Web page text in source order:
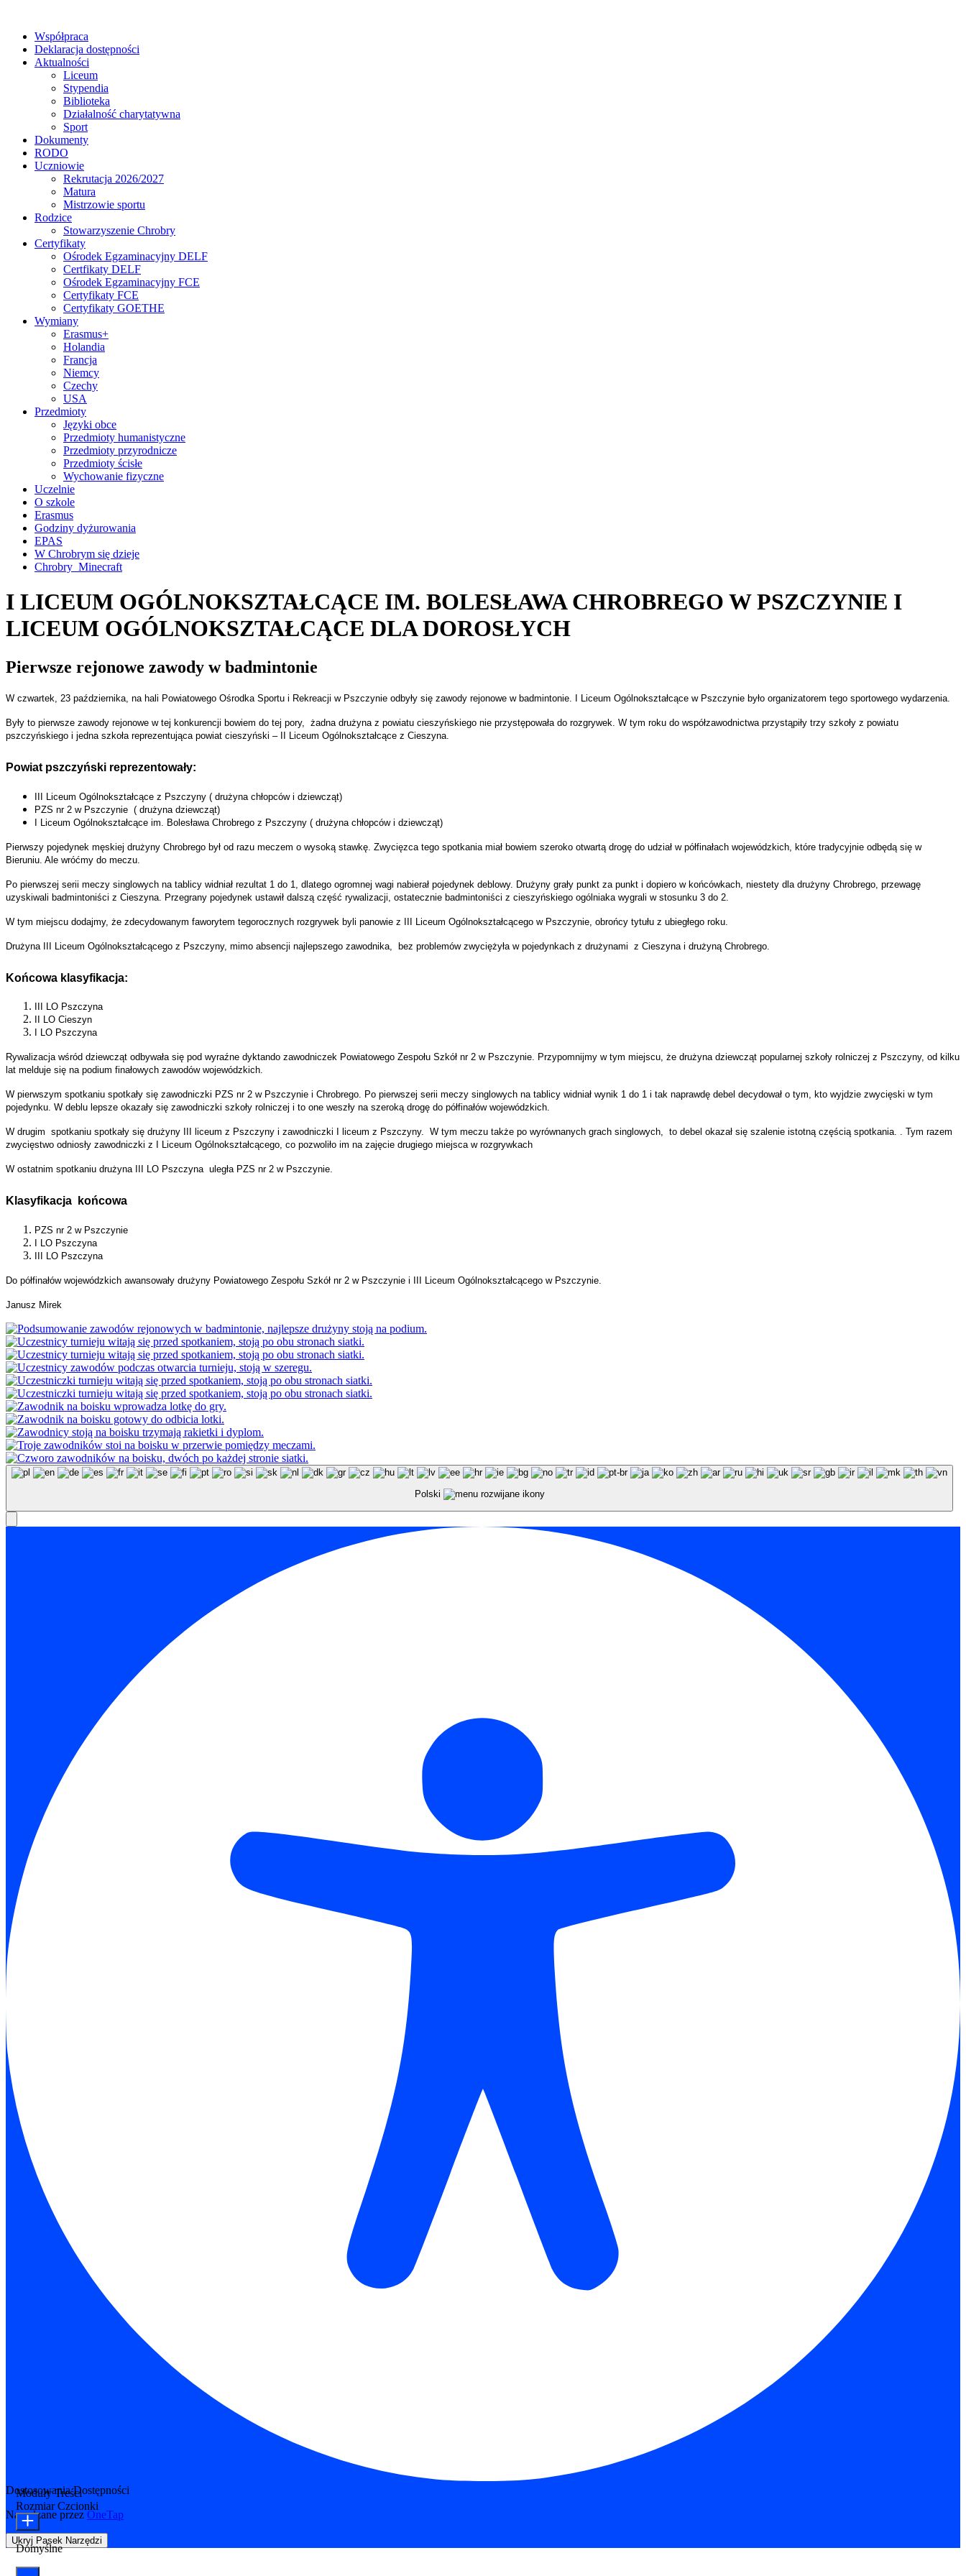
Współpraca
Deklaracja dostępności
Aktualności
Liceum
Stypendia
Biblioteka
Działalność charytatywna
Sport
Dokumenty
RODO
Uczniowie
Rekrutacja 2026/2027
Matura
Mistrzowie sportu
Rodzice
Stowarzyszenie Chrobry
Certyfikaty
Ośrodek Egzaminacyjny DELF
Certfikaty DELF
Ośrodek Egzaminacyjny FCE
Certyfikaty FCE
Certyfikaty GOETHE
Wymiany
Erasmus+
Holandia
Francja
Niemcy
Czechy
USA
Przedmioty
Języki obce
Przedmioty humanistyczne
Przedmioty przyrodnicze
Przedmioty ścisłe
Wychowanie fizyczne
Uczelnie
O szkole
Erasmus
Godziny dyżurowania
EPAS
W Chrobrym się dzieje
Chrobry_Minecraft
I LICEUM OGÓLNOKSZTAŁCĄCE IM. BOLESŁAWA CHROBREGO W PSZCZYNIE I
LICEUM OGÓLNOKSZTAŁCĄCE DLA DOROSŁYCH
Pierwsze rejonowe zawody w badmintonie
W czwartek, 23 października, na hali Powiatowego Ośrodka Sportu i Rekreacji w Pszczynie odbyły się zawody rejonowe w badmintonie. I Liceum Ogólnokształcące w Pszczynie było organizatorem tego sportowego wydarzenia.
Były to pierwsze zawody rejonowe w tej konkurencji bowiem do tej pory, żadna drużyna z powiatu cieszyńskiego nie przystępowała do rozgrywek. W tym roku do współzawodnictwa przystąpiły trzy szkoły z powiatu
pszczyńskiego i jedna szkoła reprezentująca powiat cieszyński – II Liceum Ogólnokształcące z Cieszyna.
Powiat pszczyński reprezentowały:
III Liceum Ogólnokształcące z Pszczyny ( drużyna chłopców i dziewcząt)
PZS nr 2 w Pszczynie ( drużyna dziewcząt)
I Liceum Ogólnokształcące im. Bolesława Chrobrego z Pszczyny ( drużyna chłopców i dziewcząt)
Pierwszy pojedynek męskiej drużyny Chrobrego był od razu meczem o wysoką stawkę. Zwycięzca tego spotkania miał bowiem szeroko otwartą drogę do udział w półfinałach wojewódzkich, które tradycyjnie odbędą się w
Bieruniu. Ale wróćmy do meczu.
Po pierwszej serii meczy singlowych na tablicy widniał rezultat 1 do 1, dlatego ogromnej wagi nabierał pojedynek deblowy. Drużyny grały punkt za punkt i dopiero w końcówkach, niestety dla drużyny Chrobrego, przewagę
uzyskiwali badmintoniści z Cieszyna. Przegrany pojedynek ustawił dalszą część rywalizacji, ostatecznie badmintoniści z cieszyńskiego ogólniaka wygrali w stosunku 3 do 2.
W tym miejscu dodajmy, że zdecydowanym faworytem tegorocznych rozgrywek byli panowie z III Liceum Ogólnokształcącego w Pszczynie, obrońcy tytułu z ubiegłego roku.
Drużyna III Liceum Ogólnokształcącego z Pszczyny, mimo absencji najlepszego zawodnika, bez problemów zwyciężyła w pojedynkach z drużynami z Cieszyna i drużyną Chrobrego.
Końcowa klasyfikacja:
III LO Pszczyna
II LO Cieszyn
I LO Pszczyna
Rywalizacja wśród dziewcząt odbywała się pod wyraźne dyktando zawodniczek Powiatowego Zespołu Szkół nr 2 w Pszczynie. Przypomnijmy w tym miejscu, że drużyna dziewcząt popularnej szkoły rolniczej z Pszczyny, od kilku
lat melduje się na podium finałowych zawodów wojewódzkich.
W pierwszym spotkaniu spotkały się zawodniczki PZS nr 2 w Pszczynie i Chrobrego. Po pierwszej serii meczy singlowych na tablicy widniał wynik 1 do 1 i tak naprawdę debel decydował o tym, kto wyjdzie zwycięski w tym
pojedynku. W deblu lepsze okazały się zawodniczki szkoły rolniczej i to one weszły na szeroką drogę do półfinałów wojewódzkich.
W drugim spotkaniu spotkały się drużyny III liceum z Pszczyny i zawodniczki I liceum z Pszczyny. W tym meczu także po wyrównanych grach singlowych, to debel okazał się szalenie istotną częścią spotkania. . Tym razem
zwycięstwo odniosły zawodniczki z I Liceum Ogólnokształcącego, co pozwoliło im na zajęcie drugiego miejsca w rozgrywkach
W ostatnim spotkaniu drużyna III LO Pszczyna uległa PZS nr 2 w Pszczynie.
Klasyfikacja końcowa
PZS nr 2 w Pszczynie
I LO Pszczyna
III LO Pszczyna
Do półfinałów wojewódzkich awansowały drużyny Powiatowego Zespołu Szkół nr 2 w Pszczynie i III Liceum Ogólnokształcącego w Pszczynie.
Janusz Mirek
Polski
Dostosowania Dostępności
Napędzane przez OneTap
Ukryj Pasek Narzędzi
Moduły Treści
Rozmiar Czcionki
Domyślne